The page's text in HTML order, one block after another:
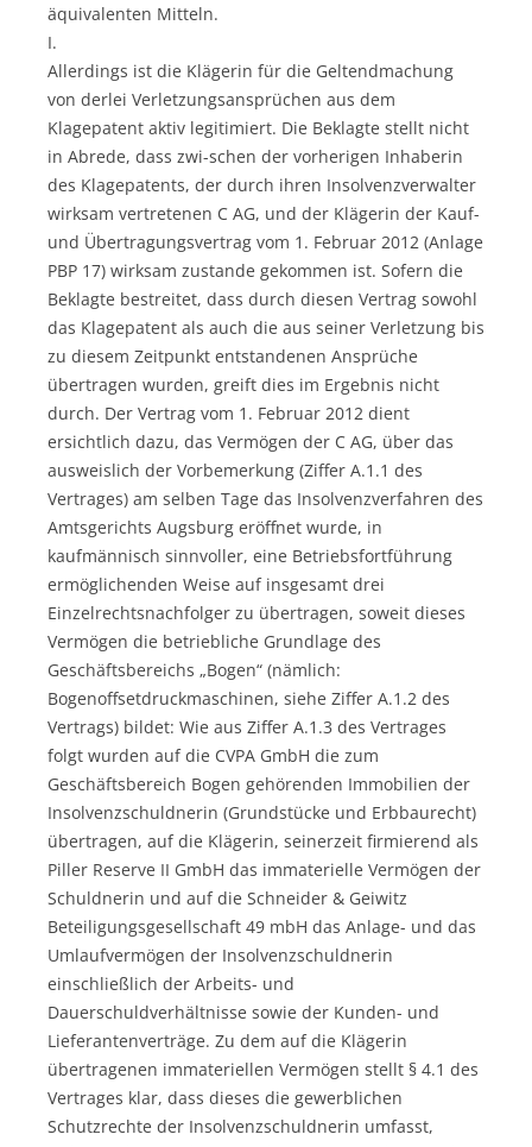
äquivalenten Mitteln.
I.
Allerdings ist die Klägerin für die Geltendmachung
von derlei Verletzungsansprüchen aus dem
Klagepatent aktiv legitimiert. Die Beklagte stellt nicht
in Abrede, dass zwi-schen der vorherigen Inhaberin
des Klagepatents, der durch ihren Insolvenzverwalter
wirksam vertretenen C AG, und der Klägerin der Kauf-
und Übertragungsvertrag vom 1. Februar 2012 (Anlage
PBP 17) wirksam zustande gekommen ist. Sofern die
Beklagte bestreitet, dass durch diesen Vertrag sowohl
das Klagepatent als auch die aus seiner Verletzung bis
zu diesem Zeitpunkt entstandenen Ansprüche
übertragen wurden, greift dies im Ergebnis nicht
durch. Der Vertrag vom 1. Februar 2012 dient
ersichtlich dazu, das Vermögen der C AG, über das
ausweislich der Vorbemerkung (Ziffer A.1.1 des
Vertrages) am selben Tage das Insolvenzverfahren des
Amtsgerichts Augsburg eröffnet wurde, in
kaufmännisch sinnvoller, eine Betriebsfortführung
ermöglichenden Weise auf insgesamt drei
Einzelrechtsnachfolger zu übertragen, soweit dieses
Vermögen die betriebliche Grundlage des
Geschäftsbereichs „Bogen“ (nämlich:
Bogenoffsetdruckmaschinen, siehe Ziffer A.1.2 des
Vertrags) bildet: Wie aus Ziffer A.1.3 des Vertrages
folgt wurden auf die CVPA GmbH die zum
Geschäftsbereich Bogen gehörenden Immobilien der
Insolvenzschuldnerin (Grundstücke und Erbbaurecht)
übertragen, auf die Klägerin, seinerzeit firmierend als
Piller Reserve II GmbH das immaterielle Vermögen der
Schuldnerin und auf die Schneider & Geiwitz
Beteiligungsgesellschaft 49 mbH das Anlage- und das
Umlaufvermögen der Insolvenzschuldnerin
einschließlich der Arbeits- und
Dauerschuldverhältnisse sowie der Kunden- und
Lieferantenverträge. Zu dem auf die Klägerin
übertragenen immateriellen Vermögen stellt § 4.1 des
Vertrages klar, dass dieses die gewerblichen
Schutzrechte der Insolvenzschuldnerin umfasst,